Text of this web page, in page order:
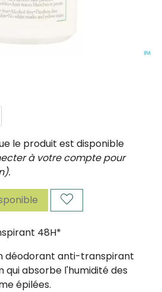
le produit est disponible
à votre compte pour
48H*
déodorant anti-transpirant
qui absorbe l'humidité des
épilées.